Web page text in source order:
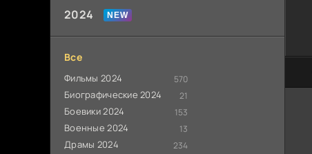
2024
Все
Фильмы 2024 570
Биографические 2024 21
Боевики 2024 153
Военные 2024 13
Драмы 2024 234